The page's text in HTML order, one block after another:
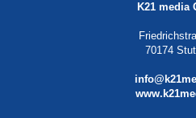
K21 media
70174